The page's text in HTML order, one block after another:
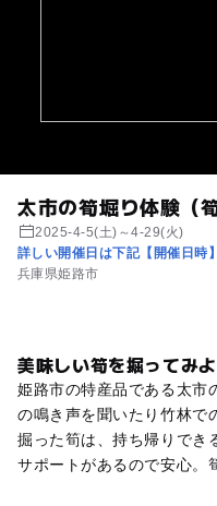
太市の筍堀り体験（
2025-4-5(土)～4-29(火)
詳しい開催日は下記【開催日時
兵庫県姫路市
美味しい筍を掘ってみ
姫路市の特産品である太市
の鳴き声を聞いたり竹林で
掘った筍は、持ち帰りでき
サポートがあるので安心。